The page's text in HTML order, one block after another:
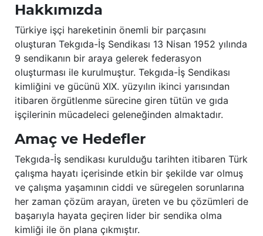
Hakkımızda
Türkiye işçi hareketinin önemli bir parçasını
oluşturan Tekgıda-İş Sendikası 13 Nisan 1952 yılında
9 sendikanın bir araya gelerek federasyon
oluşturması ile kurulmuştur. Tekgıda-İş Sendikası
kimliğini ve gücünü XIX. yüzyılın ikinci yarısından
itibaren örgütlenme sürecine giren tütün ve gıda
işçilerinin mücadeleci geleneğinden almaktadır.
Amaç ve Hedefler
Tekgıda-İş sendikası kurulduğu tarihten itibaren Türk
çalışma hayatı içerisinde etkin bir şekilde var olmuş
ve çalışma yaşamının ciddi ve süregelen sorunlarına
her zaman çözüm arayan, üreten ve bu çözümleri de
başarıyla hayata geçiren lider bir sendika olma
kimliği ile ön plana çıkmıştır.